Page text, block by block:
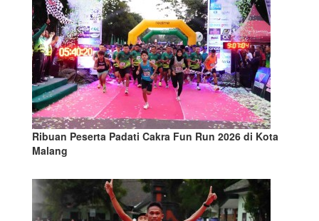
Ribuan Peserta Padati Cakra Fun Run 2026 di Kota
Malang